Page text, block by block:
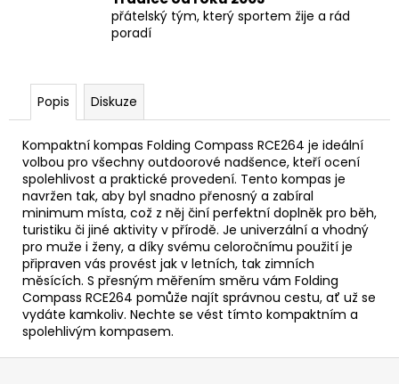
přátelský tým, který sportem žije a rád
poradí
Popis Diskuze
Kompaktní kompas Folding Compass RCE264 je ideální
volbou pro všechny outdoorové nadšence, kteří ocení
spolehlivost a praktické provedení. Tento kompas je
navržen tak, aby byl snadno přenosný a zabíral
minimum místa, což z něj činí perfektní doplněk pro běh,
turistiku či jiné aktivity v přírodě. Je univerzální a vhodný
pro muže i ženy, a díky svému celoročnímu použití je
připraven vás provést jak v letních, tak zimních
měsících. S přesným měřením směru vám Folding
Compass RCE264 pomůže najít správnou cestu, ať už se
vydáte kamkoliv. Nechte se vést tímto kompaktním a
spolehlivým kompasem.
Z